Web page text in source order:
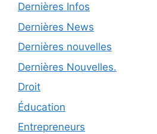
Dernières Infos
Dernières News
Dernières nouvelles
Dernières Nouvelles.
Droit
Éducation
Entrepreneurs